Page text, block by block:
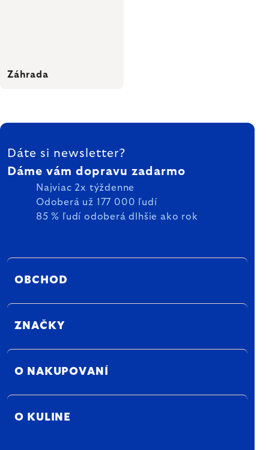
Záhrada
ZÁPÄTIE
Dáte si newsletter?
Dáme vám dopravu zadarmo
Najviac 2x týždenne
Odoberá už 177 000 ľudí
85 % ľudí odoberá dlhšie ako rok
OBCHOD
ZNAČKY
O NAKUPOVANÍ
O KULINE